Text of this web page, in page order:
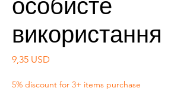
особисте
використання
9,35 USD
5% discount for 3+ items purchase